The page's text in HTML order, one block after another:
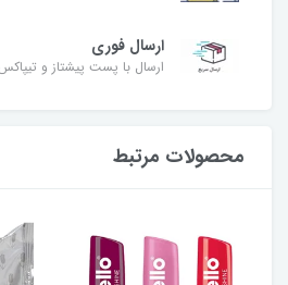
ارسال فوری
ارسال با پست پیشتاز و
محصولات مرتبط